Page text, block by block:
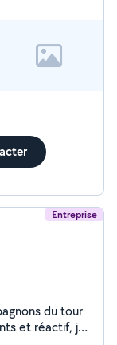
à l'aise avec
Entreprise
du tour
et réactif, je